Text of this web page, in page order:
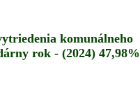
komunálneho
rok - (2024)